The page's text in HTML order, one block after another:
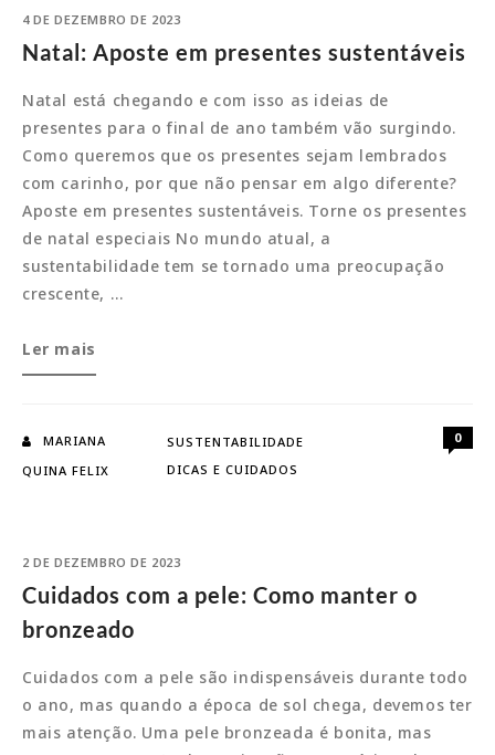
4 DE DEZEMBRO DE 2023
Natal: Aposte em presentes sustentáveis
Natal está chegando e com isso as ideias de
presentes para o final de ano também vão surgindo.
Como queremos que os presentes sejam lembrados
com carinho, por que não pensar em algo diferente?
Aposte em presentes sustentáveis. Torne os presentes
de natal especiais No mundo atual, a
sustentabilidade tem se tornado uma preocupação
crescente, …
Natal:
Aposte
presentes
Ler mais
MARIANA
QUINA FELIX
SUSTENTABILIDADE
DICAS E CUIDADOS
0
2 DE DEZEMBRO DE 2023
Cuidados com a pele: Como manter o
bronzeado
Cuidados com a pele são indispensáveis durante todo
o ano, mas quando a época de sol chega, devemos ter
mais atenção. Uma pele bronzeada é bonita, mas